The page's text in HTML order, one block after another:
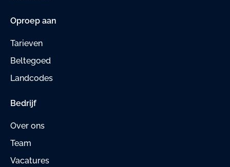
Oproep aan
Tarieven
Beltegoed
Landcodes
Bedrijf
Over ons
Team
Vacatures